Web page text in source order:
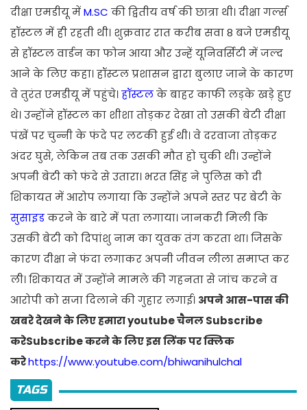
दीक्षा एमडीयू मेंM.SC की द्वितीय वर्ष की छात्रा थी। दीक्षा गर्ल्स
हॉस्टल में ही रहती थी। शुक्रवार रात करीब सवा 8 बजे एमडीयू
से हॉस्टल वार्डन का फोन आया और उन्हें यूनिवर्सिटी में जल्द
आने के लिए कहा। हॉस्टल प्रशासन द्वारा बुलाए जाने के कारण
वे तुरंत एमडीयू में पहुंचे।हॉस्टलके बाहर काफी लड़के खड़े हुए
थे। उन्होंने हॉस्टल का शीशा तोड़कर देखा तो उसकी बेटी दीक्षा
पंखें पर चुन्नी के फंदे पर लटकी हुई थी। वे दरवाजा तोड़कर
अंदर घुसे, लेकिन तब तक उसकी मौत हो चुकी थी। उन्होंने
अपनी बेटी को फंदे से उतारा। भरत सिंह ने पुलिस को दी
शिकायत में आरोप लगाया कि उन्होंने अपने स्तर पर बेटी के
सुसाइडकरने के बारे में पता लगाया। जानकरी मिली कि
उसकी बेटी को दिपांशु नाम का युवक तंग करता था। जिसके
कारण दीक्षा ने फंदा लगाकर अपनी जीवन लीला समाप्त कर
ली। शिकायत में उन्होंने मामले की गहनता से जांच करने व
आरोपी को सजा दिलाने की गुहार लगाई। अपने आस-पास की
खबरे देखने के लिए हमारा youtube चैनल Subscribe
करेSubscribe करने के लिए इस लिंक पर क्लिक
करेhttps://www.youtube.com/bhiwanihulchal
TAGS